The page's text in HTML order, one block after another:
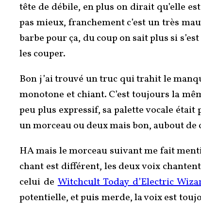
tête de débile, en plus on dirait qu’elle
pas mieux, franchement c’est un très
barbe pour ça, du coup on sait plus si
les couper.
Bon j’ai trouvé un truc qui trahit le
monotone et chiant. C’est toujours la
peu plus expressif, sa palette vocale
un morceau ou deux mais bon, aubout de
HA mais le morceau suivant me fait
chant est différent, les deux voix
celui deWitchcult Today d’Electric
potentielle, et puis merde, la voix est